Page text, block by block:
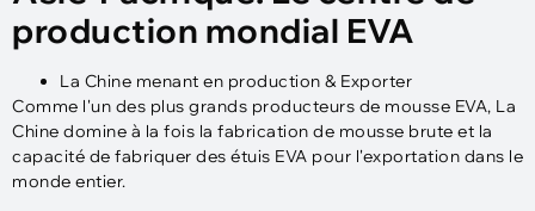
production mondial EVA
La Chine menant en production & Exporter
Comme l'un des plus grands producteurs de mousse EVA, La
Chine domine à la fois la fabrication de mousse brute et la
capacité de fabriquer des étuis EVA pour l'exportation dans le
monde entier.